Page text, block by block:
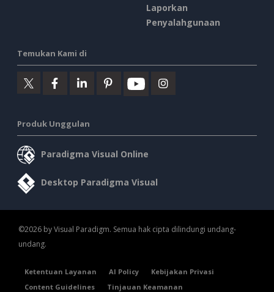
Laporkan
Penyalahgunaan
Temukan Kami di
Produk Unggulan
Paradigma Visual Online
Desktop Paradigma Visual
©2026 by Visual Paradigm. Semua hak cipta dilindungi undang-
undang.
Ketentuan Layanan AI Policy
Kebijakan Privasi
Content Guidelines
Tinjauan Keamanan